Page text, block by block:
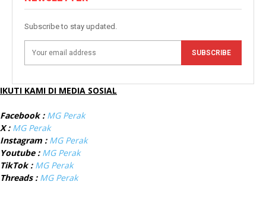
Subscribe to stay updated.
SUBSCRIBE
IKUTI KAMI DI MEDIA SOSIAL
Facebook : MG Perak
X : MG Perak
Instagram : MG Perak
Youtube : MG Perak
TikTok : MG Perak
Threads : MG Perak